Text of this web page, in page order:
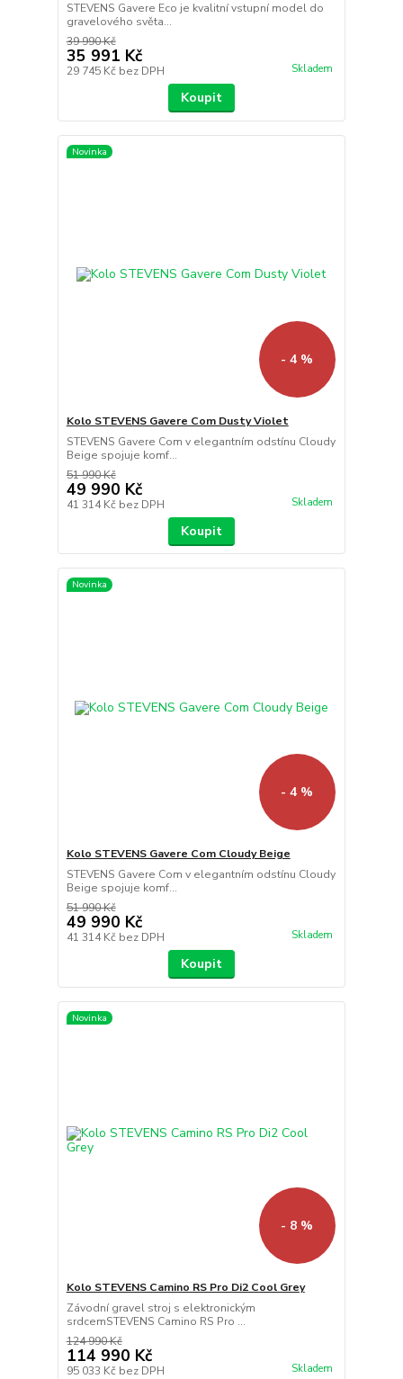
STEVENS Gavere Eco je kvalitní vstupní model do
gravelového světa...
39 990 Kč
35 991 Kč
29 745 Kč bez DPH Skladem
Koupit
Novinka
- 4 %
Kolo STEVENS Gavere Com Dusty Violet
STEVENS Gavere Com v elegantním odstínu Cloudy
Beige spojuje komf...
51 990 Kč
49 990 Kč
41 314 Kč bez DPH Skladem
Koupit
Novinka
- 4 %
Kolo STEVENS Gavere Com Cloudy Beige
STEVENS Gavere Com v elegantním odstínu Cloudy
Beige spojuje komf...
51 990 Kč
49 990 Kč
41 314 Kč bez DPH Skladem
Koupit
Novinka
- 8 %
Kolo STEVENS Camino RS Pro Di2 Cool Grey
Závodní gravel stroj s elektronickým
srdcemSTEVENS Camino RS Pro ...
124 990 Kč
114 990 Kč
95 033 Kč bez DPH Skladem